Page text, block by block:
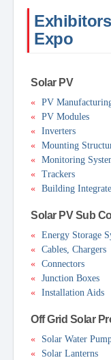
Expo
Solar PV
« PV
« PV Modules
« Inverters
« Mounting
« Monitoring
« Trackers
« Building
Solar PV Sub
« Energy Storage
« Cables, Chargers
« Connectors
« Junction Boxes
« Installation Aids
Off Grid Solar
«
Solar Water
«
Solar Lanterns